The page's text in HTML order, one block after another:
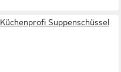
Küchenprofi Suppenschüssel